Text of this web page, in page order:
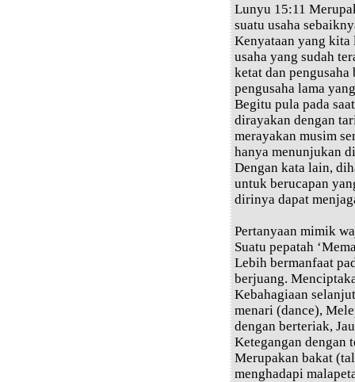
Lunyu 15:11
suatu usaha
Kenyataan yang
usaha yang sudah
ketat dan
pengusaha lama
Begitu pula pada
dirayakan dengan
merayakan musim
hanya menunjukan
Dengan kata lain,
untuk berucapan
dirinya dapat
Pertanyaan mimik
Suatu pepatah
Lebih bermanfaat
berjuang.
Kebahagiaan
menari (dance),
dengan berteriak,
Ketegangan dengan
Merupakan bakat
menghadapi